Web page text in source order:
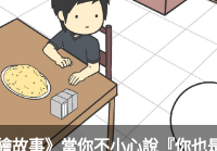
故事》當你不小心說『你也